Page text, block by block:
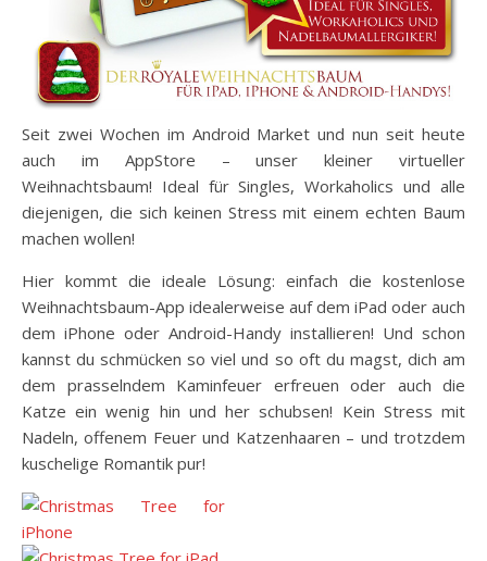
Seit zwei Wochen im Android Market und nun seit heute
auch im AppStore – unser kleiner virtueller
Weihnachtsbaum! Ideal für Singles, Workaholics und alle
diejenigen, die sich keinen Stress mit einem echten Baum
machen wollen!
Hier kommt die ideale Lösung: einfach die kostenlose
Weihnachtsbaum-App idealerweise auf dem iPad oder auch
dem iPhone oder Android-Handy installieren! Und schon
kannst du schmücken so viel und so oft du magst, dich am
dem prasselndem Kaminfeuer erfreuen oder auch die
Katze ein wenig hin und her schubsen! Kein Stress mit
Nadeln, offenem Feuer und Katzenhaaren – und trotzdem
kuschelige Romantik pur!